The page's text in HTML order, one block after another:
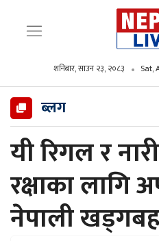
शनिबार, साउन २३, २०८३ Sat,
ब्लग
यी रिगल र
रक्षाका लागि
नेपाली